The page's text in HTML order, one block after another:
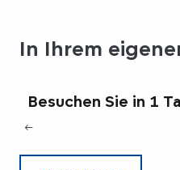
In Ihrem
Besuchen Sie in 1